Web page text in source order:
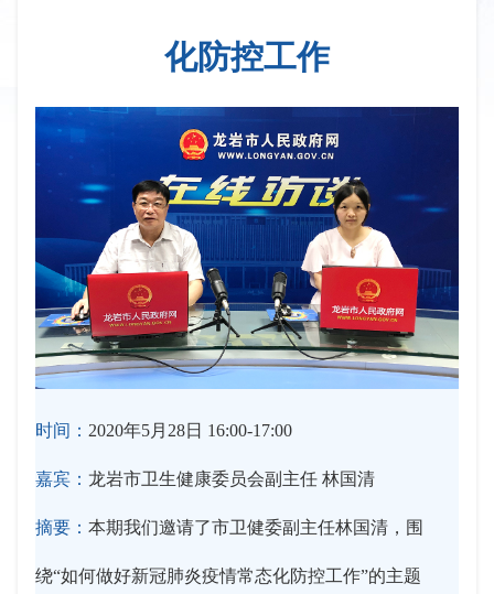
化防控工作
时间： 2020年5月28日 16:00-17:00
嘉宾： 龙岩市卫生健康委员会副主任 林国清
摘要： 本期我们邀请了市卫健委副主任林国清，围
绕“如何做好新冠肺炎疫情常态化防控工作”的主题